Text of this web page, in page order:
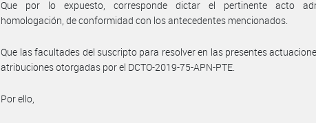
Que por lo expuesto, corresponde dictar el pertinente acto
homologación, de conformidad con los antecedentes mencionados.
Que las facultades del suscripto para resolver en las presentes
atribuciones otorgadas por el DCTO-2019-75-APN-PTE.
Por ello,